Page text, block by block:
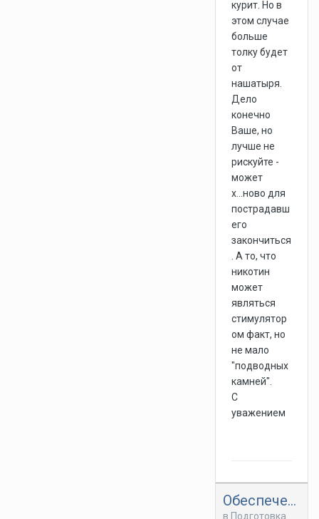
курит. Но в
этом случае
больше
толку будет
от
нашатыря.
Дело
конечно
Ваше, но
лучше не
рискуйте -
может
х...ново для
пострадавш
его
закончиться
. А то, что
никотин
может
являться
стимулятор
ом факт, но
не мало
"подводных
камней".
С
уважением
Обеспечение безопасности первых лиц гос-ва
в Подготовка